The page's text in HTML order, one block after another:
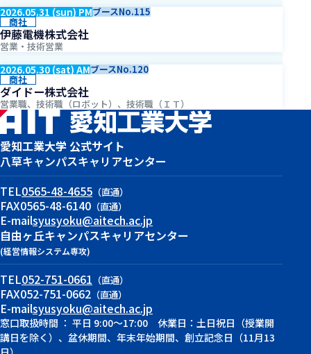
2026.05.31 (sun) PMブースNo.115
商社
伊藤電機株式会社
営業・技術営業
2026.05.30 (sat) AMブースNo.120
商社
ダイドー株式会社
営業職、技術職（ロボット）、技術職（ＩＴ）
愛知工業大学 公式サイト
八草キャンパスキャリアセンター
TEL0565-48-4655 （直通）
FAX0565-48-6140 （直通）
E-mailsyusyoku@aitech.ac.jp
自由ヶ丘キャンパスキャリアセンター
(経営情報システム専攻)
TEL052-751-0661 （直通）
FAX052-751-0662 （直通）
E-mailsyusyoku@aitech.ac.jp
窓口取扱時間 ： 平日 9:00～17:00 休業日：土日祝日（授業開
講日を除く）、盆休期間、年末年始期間、創立記念日（11月13